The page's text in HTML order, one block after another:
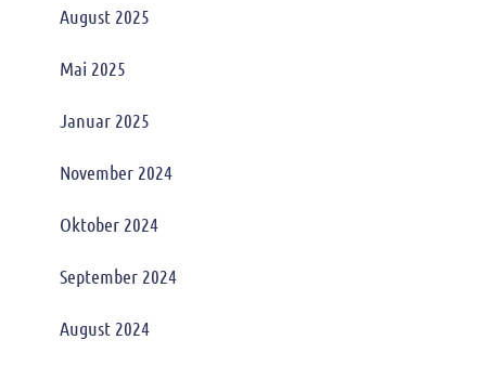
August 2025
Mai 2025
Januar 2025
November 2024
Oktober 2024
September 2024
August 2024